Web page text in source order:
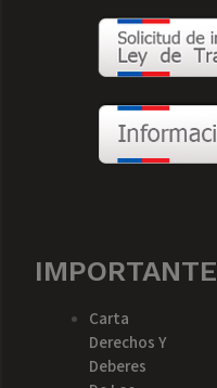
IMPORTANTE
Carta
Derechos Y
Deberes